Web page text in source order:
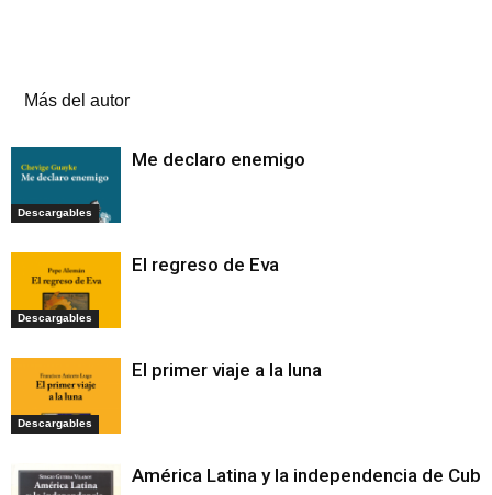
Más del autor
Descargables
Me declaro enemigo
Descargables
El regreso de Eva
Descargables
El primer viaje a la luna
América Latina y la independencia de Cuba